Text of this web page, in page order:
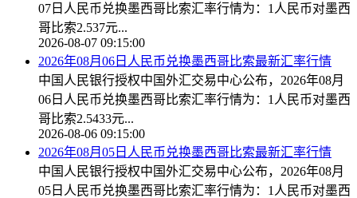
07日人民币兑换墨西哥比索汇率行情为：1人民币对墨西
哥比索2.537元...
2026-08-07 09:15:00
2026年08月06日人民币兑换墨西哥比索最新汇率行情
中国人民银行授权中国外汇交易中心公布，2026年08月
06日人民币兑换墨西哥比索汇率行情为：1人民币对墨西
哥比索2.5433元...
2026-08-06 09:15:00
2026年08月05日人民币兑换墨西哥比索最新汇率行情
中国人民银行授权中国外汇交易中心公布，2026年08月
05日人民币兑换墨西哥比索汇率行情为：1人民币对墨西